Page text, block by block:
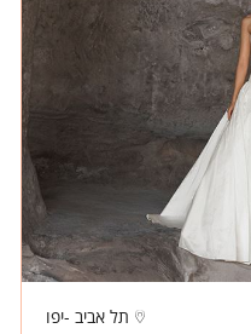
תל אביב -יפו